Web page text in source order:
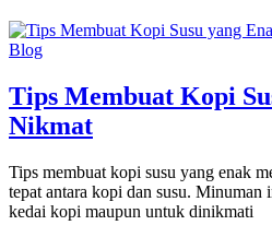
Blog
Tips Membuat Kopi
Nikmat
Tips membuat kopi susu yang enak
tepat antara kopi dan susu. Minuman
kedai kopi maupun untuk dinikmati